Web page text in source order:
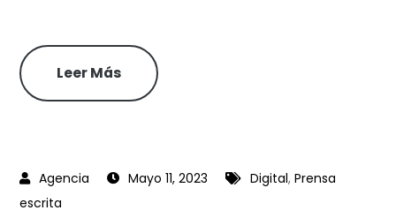
Leer Más
Mayo 11, 2023 Digital,Prensa
escrita